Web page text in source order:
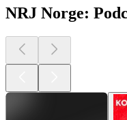
NRJ Norge: